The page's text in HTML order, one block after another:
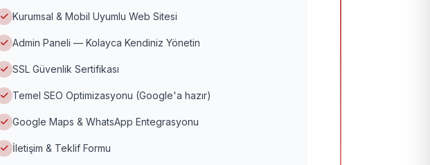
Kurumsal & Mobil Uyumlu Web Sitesi
Admin Paneli — Kolayca Kendiniz Yönetin
SSL Güvenlik Sertifikası
Temel SEO Optimizasyonu (Google'a hazır)
Google Maps & WhatsApp Entegrasyonu
İletişim & Teklif Formu